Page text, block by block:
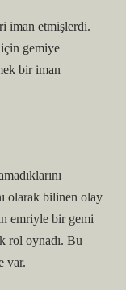
iman etmişlerdi.
gemiye
bir iman
olarak bilinen olay
emriyle bir gemi
rol oynadı. Bu
var.